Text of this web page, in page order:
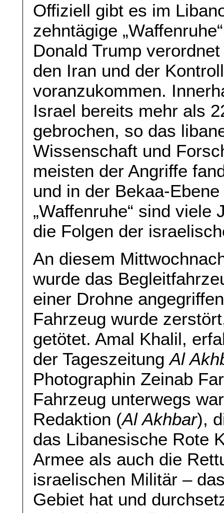
Offiziell gibt es im
zehntägige
Donald Trump
den Iran und der
voranzukommen.
Israel bereits mehr als
gebrochen, so das
Wissenschaft und
meisten der Angriffe
und in der Bekaa-
„Waffenruhe“ sind
die Folgen der
An diesem
wurde das
einer Drohne
Fahrzeug wurde
getötet. Amal Khalil,
der TageszeitungAl
Photographin Zeinab
Fahrzeug unterwegs
Redaktion (Al Akhbar),
das Libanesische Rote
Armee als auch die
israelischen Militär –
Gebiet hat und